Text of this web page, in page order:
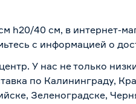
h20/40 см, в интернет-
с информацией о
У нас не только
по Калининграду,
Зеленоградске,